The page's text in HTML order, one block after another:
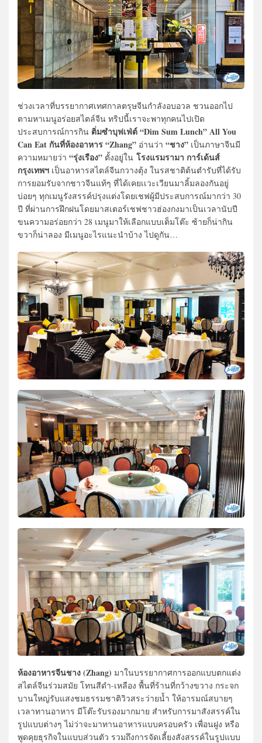
ช่วงเวลาที่บรรยากาศเทศกาลตรุษจีนกำลังอบอวล ชวนออกไป
ตามหาเมนูอร่อยสไตล์จีน ทริปนี้เราจะพาทุกคนไปเปิด
ประสบการณ์การกิน ติ่มซำบุฟเฟ่ต์ “Dim Sum Lunch” All You
Can Eat กันที่ห้องอาหาร “Zhang” อ่านว่า “ชาง” เป็นภาษาจีนมี
ความหมายว่า “รุ่งเรือง” ตั้งอยู่ใน โรงแรมรามา การ์เด้นส์
กรุงเทพฯ เป็นอาหารสไตล์จีนกวางตุ้ง ในรสชาติต้นตำรับที่ได้รับ
การยอมรับจากชาวจีนแท้ๆ ที่ได้เคยเเวะเวียนมาลิ้มลองกันอยู่
บ่อยๆ ทุกเมนูรังสรรค์ปรุงแต่งโดยเชฟผู้มีประสบการณ์มากว่า 30
ปี ที่ผ่านการฝึกฝนโดยมาสเตอร์เชฟชาวฮ่องกงมาเป็นเวลานับปี
ขนความอร่อยกว่า 28 เมนูมาให้เลือกแบบเต็มโต๊ะ ซ้ายก็น่ากิน
ขวาก็น่าลอง มีเมนูอะไรแนะนำบ้าง ไปดูกัน…
ห้องอาหารจีนชาง (Zhang) มาในบรรยากาศการออกแบบตกแต่ง
สไตล์จีนร่วมสมัย โทนสีดำ-เหลือง พื้นที่ร้านที่กว้างขวาง กระจก
บานใหญ่รับแสงชมธรรมชาติวิวสระว่ายน้ำ ให้อารมณ์สบายๆ
เวลาทานอาหาร มีโต๊ะรับรองมากมาย สำหรับการมาสังสรรค์ใน
รูปแบบต่างๆ ไม่ว่าจะมาทานอาหารแบบครอบครัว เพื่อนฝูง หรือ
พูดคุยธุรกิจในแบบส่วนตัว รวมถึงการจัดเลี้ยงสังสรรค์ในรูปแบบ